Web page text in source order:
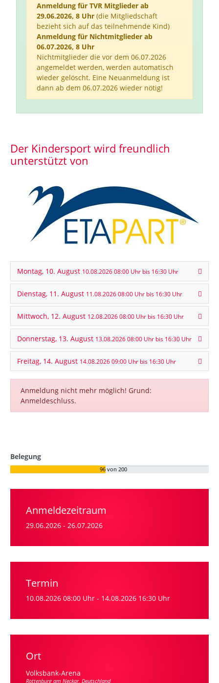
Anmeldung für TVR Mitglieder ab
29.06.2026, 8 Uhr (die Mitgliedschaft
bezieht sich auf das teilnehmende Kind)
Anmeldung für Nichtmitglieder ab
06.07.2026, 8 Uhr
Nichtmitglieder die vor dem 06.07.2026
angemeldet werden, werden automatisch
wieder gelöscht. Eine Neuanmeldung ist
dann ab dem 06.07.2026 wieder nötig!
Der Kindersport wird freundlich
unterstützt von
Montag, 10. August 10.08.2026 08:00 Uhr bis 16:30 Uhr
Dienstag, 11. August 11.08.2026 08:00 Uhr bis 16:30 Uhr
Mittwoch, 12. August 12.08.2026 08:00 Uhr bis 16:30 Uhr
Donnerstag, 13. August 13.08.2026 08:00 Uhr bis 16:30 Uhr
Freitag, 14. August 14.08.2026 09:00 Uhr bis 16:30 Uhr
Anmeldung nicht mehr möglich! Grund:
Anmeldeschluss.
Belegung
96von 200
Anmeldezeitraum
29.06.2026 - 26.07.2026
Termin
10.08.2026 08:00 Uhr - 14.08.2026 16:30 Uhr
Ort
Volksbank-Arena
Rottenburg am Neckar, Deutschland